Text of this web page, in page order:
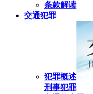
条款解读
交通犯罪
犯罪概述
刑事犯罪